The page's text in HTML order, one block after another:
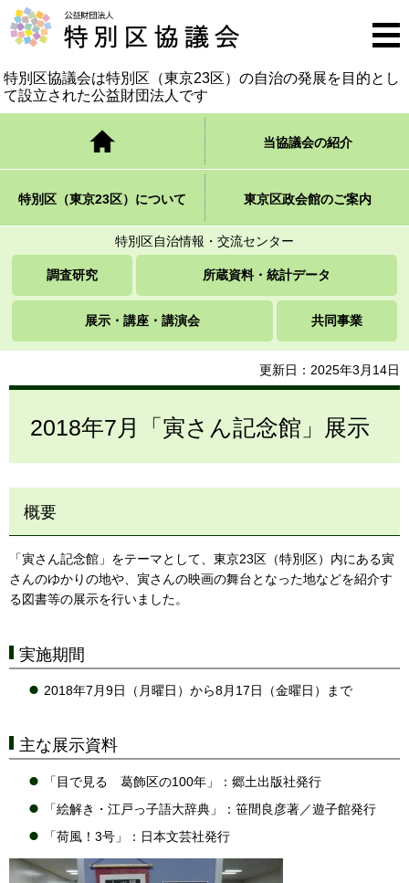
公益財団法人 特別区協議会
特別区協議会は特別区（東京23区）の自治の発展を 目的とし
て設立された公益財団法人です
メニ
ュー
トップページ 当協議会の紹介
特別区（東京23区）について 東京区政会館のご案内
特別区自治情報・交流センター
調査研究 所蔵資料・統計データ
展示・講座・講演会 共同事業
更新日：2025年3月14日
2018年7月「寅さん記念館」展示
概要
「寅さん記念館」をテーマとして、東京23区（特別区）内にある寅
さんのゆかりの地や、寅さんの映画の舞台となった地などを紹介す
る図書等の展示を行いました。
実施期間
2018年7月9日（月曜日）から8月17日（金曜日）まで
主な展示資料
「目で見る 葛飾区の100年」：郷土出版社発行
「絵解き・江戸っ子語大辞典」：笹間良彦著／遊子館発行
「荷風！3号」：日本文芸社発行